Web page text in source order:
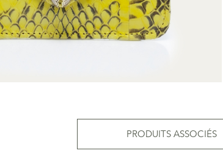
PRODUITS ASSOCIÉS